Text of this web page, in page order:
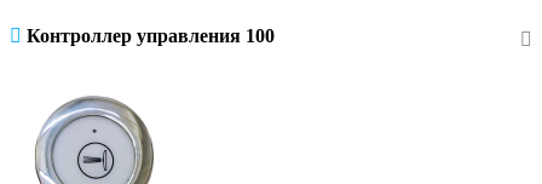
Контроллер управления 100